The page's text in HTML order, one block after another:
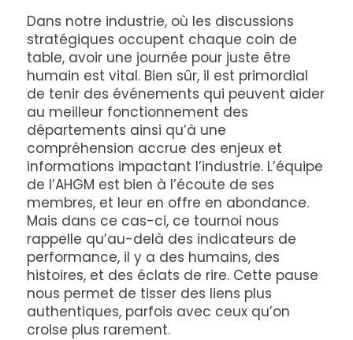
Dans notre industrie, où les discussions
stratégiques occupent chaque coin de
table, avoir une journée pour juste être
humain est vital. Bien sûr, il est primordial
de tenir des événements qui peuvent aider
au meilleur fonctionnement des
départements ainsi qu’à une
compréhension accrue des enjeux et
informations impactant l’industrie. L’équipe
de l’AHGM est bien à l’écoute de ses
membres, et leur en offre en abondance.
Mais dans ce cas-ci, ce tournoi nous
rappelle qu’au-delà des indicateurs de
performance, il y a des humains, des
histoires, et des éclats de rire. Cette pause
nous permet de tisser des liens plus
authentiques, parfois avec ceux qu’on
croise plus rarement.